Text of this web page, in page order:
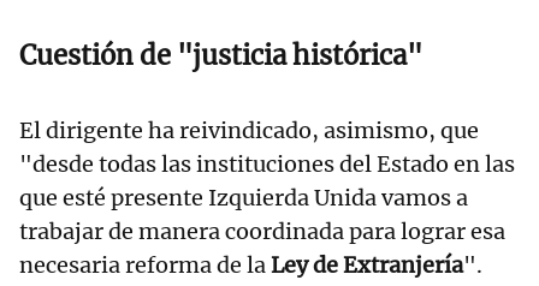
Cuestión de "justicia histórica"
El dirigente ha reivindicado, asimismo, que
"desde todas las instituciones del Estado en las
que esté presente Izquierda Unida vamos a
trabajar de manera coordinada para lograr esa
necesaria reforma de laLey de Extranjería".